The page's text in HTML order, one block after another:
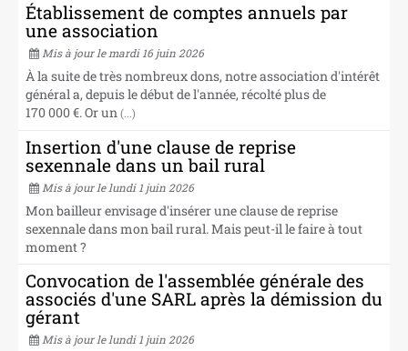
Établissement de comptes annuels par
une association
Mis à jour le mardi 16 juin 2026
À la suite de très nombreux dons, notre association d'intérêt
général a, depuis le début de l'année, récolté plus de
170 000 €. Or un (...)
Insertion d'une clause de reprise
sexennale dans un bail rural
Mis à jour le lundi 1 juin 2026
Mon bailleur envisage d'insérer une clause de reprise
sexennale dans mon bail rural. Mais peut-il le faire à tout
moment ?
Convocation de l'assemblée générale des
associés d'une SARL après la démission du
gérant
Mis à jour le lundi 1 juin 2026